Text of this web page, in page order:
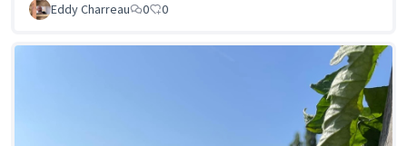
Eddy Charreau
0 0